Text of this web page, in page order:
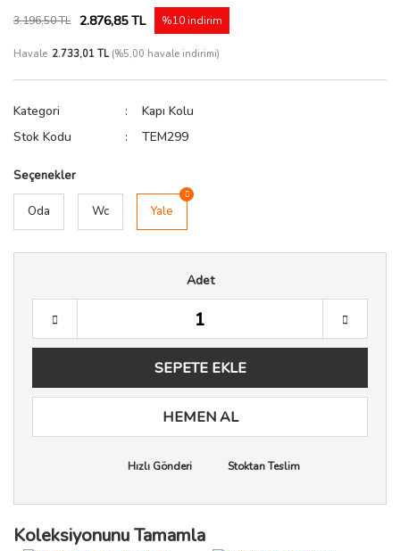
3.196,50 TL 2.876,85 TL %10 indirim
Havale 2.733,01 TL(%5,00 havale indirimi)
Kategori
Kapı Kolu
Stok Kodu
TEM299
Seçenekler
Oda Wc Yale
Adet
SEPETE EKLE
HEMEN AL
Hızlı Gönderi Stoktan Teslim
Koleksiyonunu Tamamla